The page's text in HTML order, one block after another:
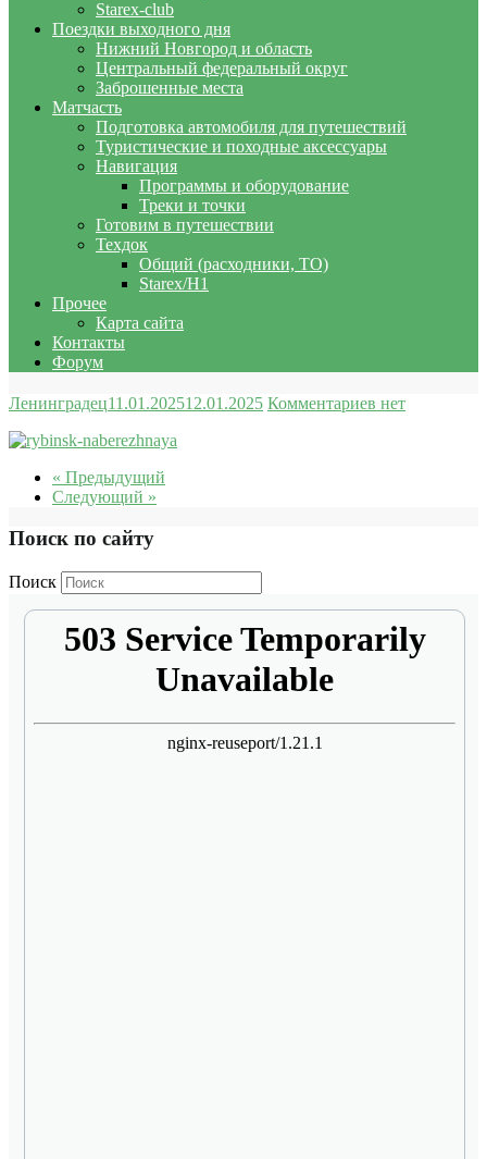
Starex-club
Поездки выходного дня
Нижний Новгород и область
Центральный федеральный округ
Заброшенные места
Матчасть
Подготовка автомобиля для путешествий
Туристические и походные аксессуары
Навигация
Программы и оборудование
Треки и точки
Готовим в путешествии
Техдок
Общий (расходники, ТО)
Starex/H1
Прочее
Карта сайта
Контакты
Форум
Ленинградец11.01.202512.01.2025 Комментариев нет
« Предыдущий
Следующий »
Поиск по сайту
Поиск